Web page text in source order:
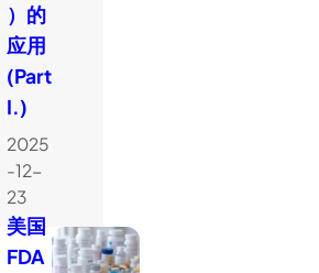
）的
应用
(Part
I.)
2025
-12-
23
美国
FDA